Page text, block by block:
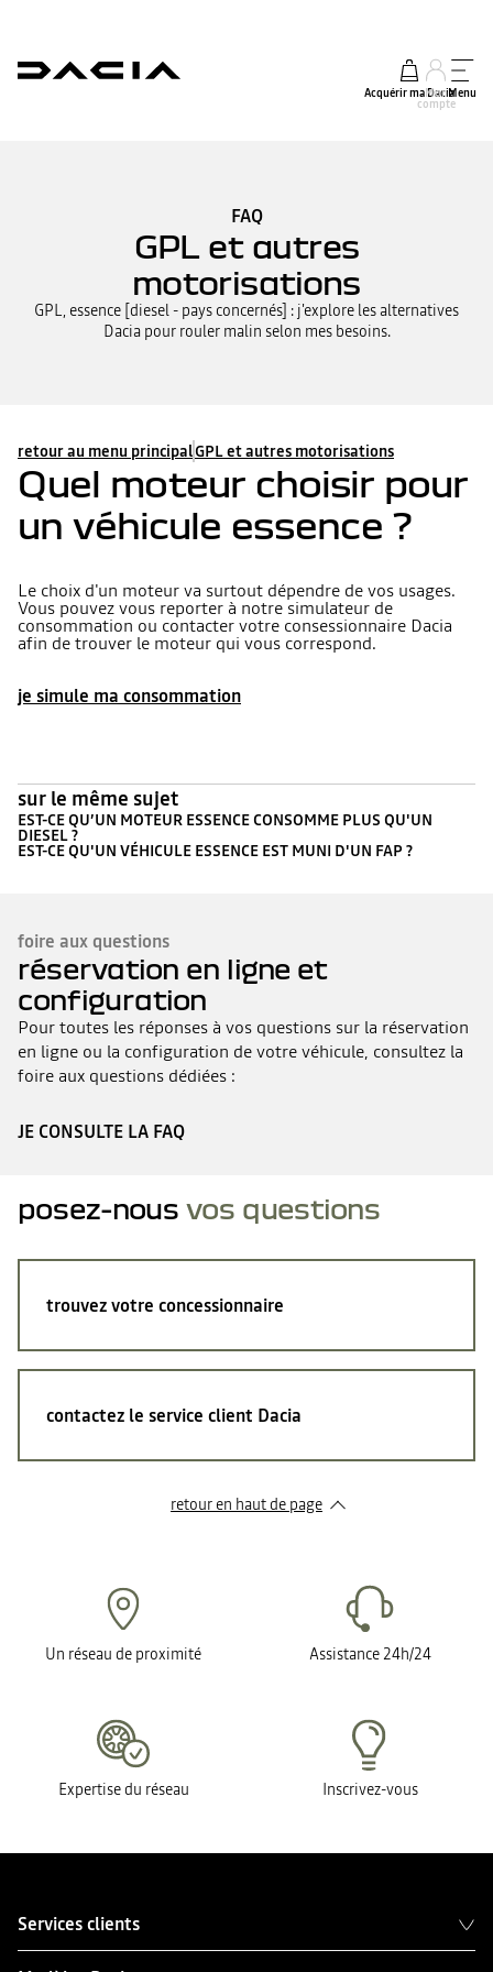
Acquérir ma Dacia
Mon
compte
Menu
FAQ
GPL et autres
motorisations
GPL, essence [diesel - pays concernés] : j'explore les alternatives
Dacia pour rouler malin selon mes besoins.
retour au menu principalGPL et autres motorisations
Quel moteur choisir pour
un véhicule essence ?
Le choix d'un moteur va surtout dépendre de vos usages.
Vous pouvez vous reporter à notre simulateur de
consommation ou contacter votre consessionnaire Dacia
afin de trouver le moteur qui vous correspond.
je simule ma consommation
sur le même sujet
EST-CE QU’UN MOTEUR ESSENCE CONSOMME PLUS QU'UN
DIESEL ?
EST-CE QU'UN VÉHICULE ESSENCE EST MUNI D'UN FAP ?
foire aux questions
réservation en ligne et
configuration
Pour toutes les réponses à vos questions sur la réservation
en ligne ou la configuration de votre véhicule, consultez la
foire aux questions dédiées :
JE CONSULTE LA FAQ
posez-nous vos questions
trouvez votre concessionnaire
contactez le service client Dacia
retour en haut de page​
Un réseau de proximité Assistance 24h/24
Expertise du réseau Inscrivez-vous
Services clients